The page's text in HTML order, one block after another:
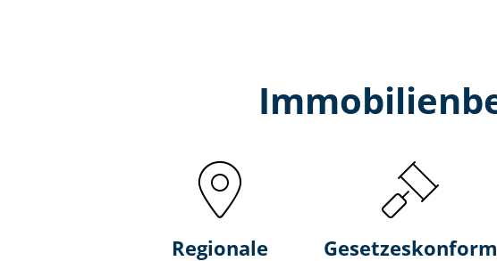
Regionale
Gesetzes­konform